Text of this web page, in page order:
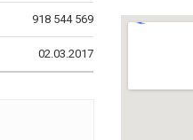
918 544 569
02.03.2017